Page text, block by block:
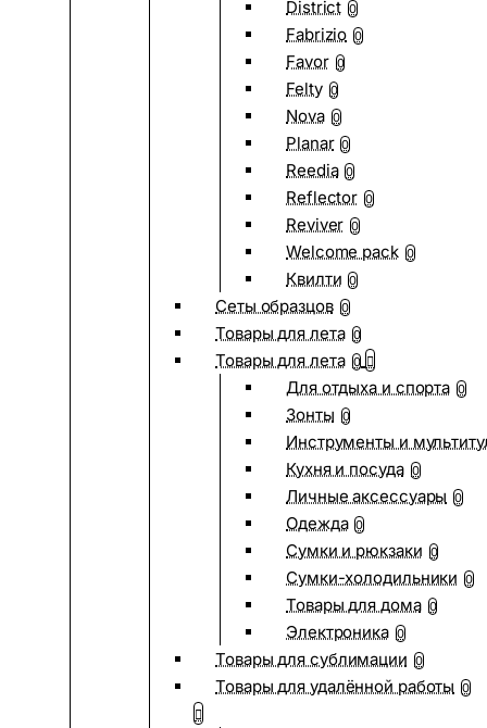
District 0
Fabrizio 0
Favor 0
Felty 0
Nova 0
Planar 0
Reedia 0
Reflector 0
Reviver 0
Welcome pack 0
Квилти 0
Сеты образцов 0
Товары для лета 0
Товары для лета 0
Для отдыха и спорта 0
Зонты 0
Инструменты и
Кухня и посуда 0
Личные аксессуары 0
Одежда 0
Сумки и рюкзаки 0
Сумки-холодильники 0
Товары для дома 0
Электроника 0
Товары для сублимации 0
Товары для удалённой работы 0